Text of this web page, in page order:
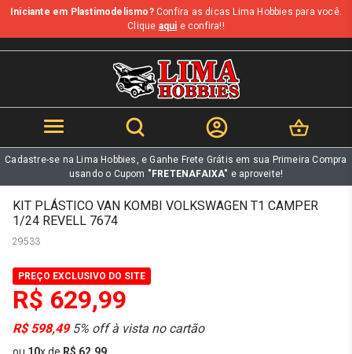
b
Iniciante em Plastimodelismo?Confira as dicas Lima Hobbies para você.
Clique aqui e confira!!
Cadastre-se na Lima Hobbies, e Ganhe Frete Grátis em sua Primeira Compra
usando o Cupom "FRETENAFAIXA" e aproveite!
KIT PLÁSTICO VAN KOMBI VOLKSWAGEN T1 CAMPER
1/24 REVELL 7674
29533
PREÇO EXCLUSIVO DO SITE
R$ 629,99
R$ 598,495% off à vista no cartão